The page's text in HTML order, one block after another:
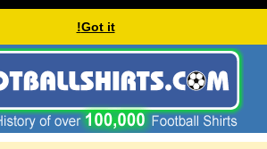
Got it!